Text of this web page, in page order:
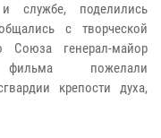
службе, поделились
с творческой
Союза генерал-майор
фильма пожелали
крепости духа,